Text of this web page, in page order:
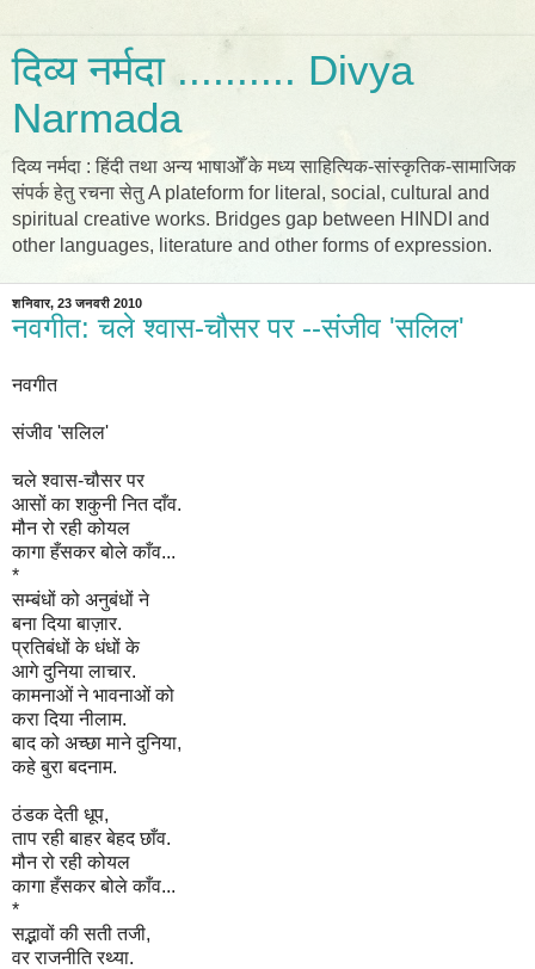
दिव्य नर्मदा .......... Divya
Narmada
दिव्य नर्मदा : हिंदी तथा अन्य भाषाओँ के मध्य साहित्यिक-सांस्कृतिक-सामाजिक
संपर्क हेतु रचना सेतु A plateform for literal, social, cultural and
spiritual creative works. Bridges gap between HINDI and
other languages, literature and other forms of expression.
शनिवार, 23 जनवरी 2010
नवगीत: चले श्वास-चौसर पर --संजीव 'सलिल'
नवगीत
संजीव 'सलिल'
चले श्वास-चौसर पर
आसों का शकुनी नित दाँव.
मौन रो रही कोयल
कागा हँसकर बोले काँव...
*
सम्बंधों को अनुबंधों ने
बना दिया बाज़ार.
प्रतिबंधों के धंधों के
आगे दुनिया लाचार.
कामनाओं ने भावनाओं को
करा दिया नीलाम.
बाद को अच्छा माने दुनिया,
कहे बुरा बदनाम.
ठंडक देती धूप,
ताप रही बाहर बेहद छाँव.
मौन रो रही कोयल
कागा हँसकर बोले काँव...
*
सद्भावों की सती तजी,
वर राजनीति रथ्या.